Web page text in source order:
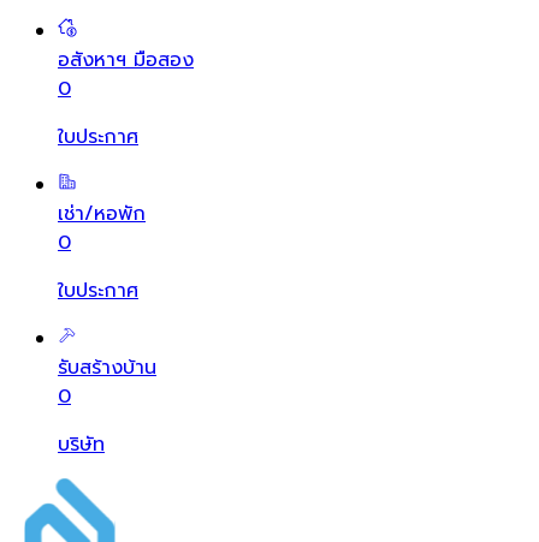
อสังหาฯ มือสอง
0
ใบประกาศ
เช่า/หอพัก
0
ใบประกาศ
รับสร้างบ้าน
0
บริษัท